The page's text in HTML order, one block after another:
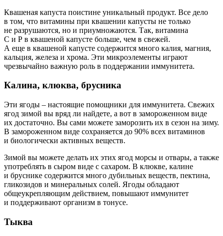
Квашеная капуста поистине уникальный продукт. Все дело
в том, что витамины при квашении капусты не только
не разрушаются, но и приумножаются. Так, витамина
С и Р в квашеной капусте больше, чем в свежей.
А еще в квашеной капусте содержится много калия, магния,
кальция, железа и хрома. Эти микроэлементы играют
чрезвычайно важную роль в поддержании иммунитета.
Калина, клюква, брусника
Эти ягоды – настоящие помощники для иммунитета. Свежих
ягод зимой вы вряд ли найдете, а вот в замороженном виде
их достаточно. Вы сами можете заморозить их в сезон на зиму.
В замороженном виде сохраняется до 90% всех витаминов
и биологически активных веществ.
Зимой вы можете делать их этих ягод морсы и отвары, а также
употреблять в сыром виде с сахаром. В клюкве, калине
и бруснике содержится много дубильных веществ, пектина,
гликозидов и минеральных солей. Ягоды обладают
общеукрепляющим действием, повышают иммунитет
и поддерживают организм в тонусе.
Тыква